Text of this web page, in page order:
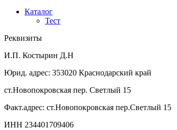
Каталог
Тест
Реквизиты
И.П. Костырин Д.Н
Юрид. адрес: 353020 Краснодарский край
ст.Новопокровская пер. Светлый 15
Факт.адрес: ст.Новопокровская пер.Светлый 15
ИНН 234401709406